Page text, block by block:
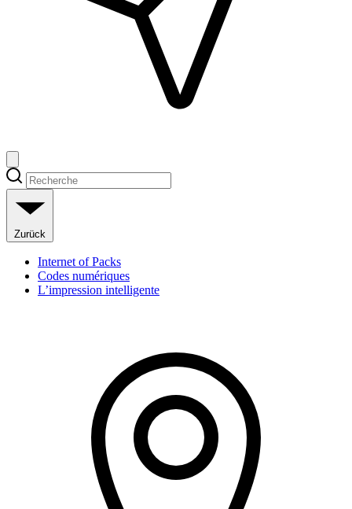
Zurück
Internet of Packs
Codes numériques
L’impression intelligente